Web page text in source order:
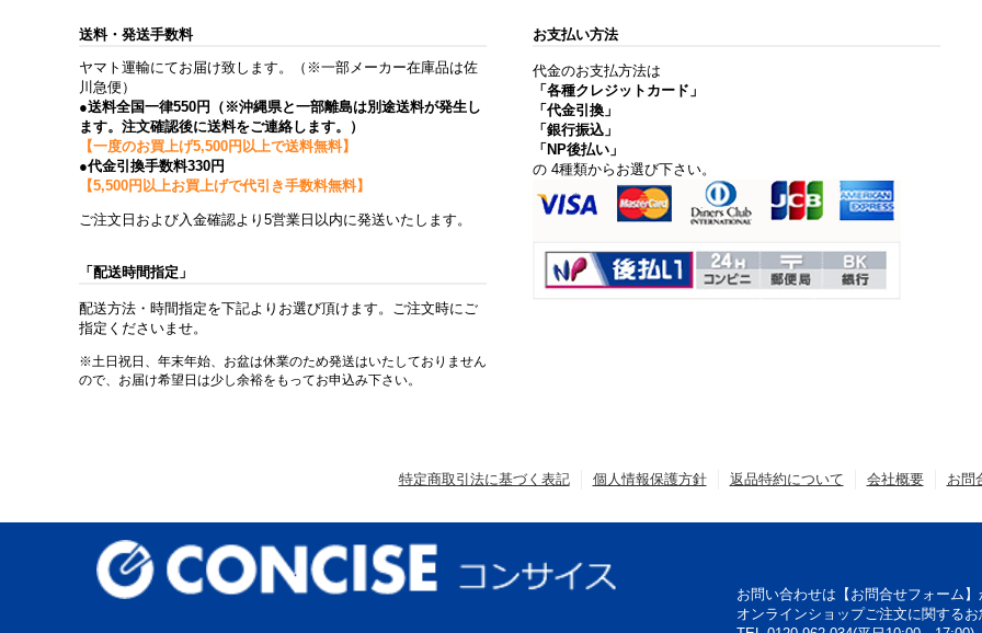
送料・発送手数料
ヤマト運輸にてお届け致します。（※一部メーカー在庫品は佐
川急便）
●送料全国一律550円（※沖縄県と一部離島は別途送料が発生し
ます。注文確認後に送料をご連絡します。）
【一度のお買上げ5,500円以上で送料無料】
●代金引換手数料330円
【5,500円以上お買上げで代引き手数料無料】
ご注文日および入金確認より5営業日以内に発送いたします。
「配送時間指定」
配送方法・時間指定を下記よりお選び頂けます。ご注文時にご
指定くださいませ。
※土日祝日、年末年始、お盆は休業のため発送はいたしておりません
ので、お届け希望日は少し余裕をもってお申込み下さい。
お支払い方法
代金のお支払方法は
「各種クレジットカード」
「代金引換」
「銀行振込」
「NP後払い」
の 4種類からお選び下さい。
特定商取引法に基づく表記 個人情報保護方針 返品特約について 会社概要 お問
お問い合わせは【お問合せフォーム
オンラインショップご注文に関する